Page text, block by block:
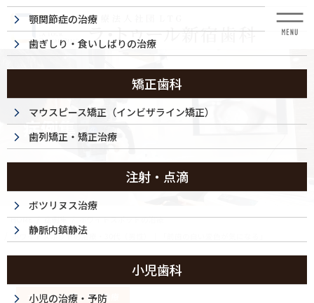
コ
テ
移
ナ
ゲ
ン
移
症例集
HOME 症例集
ホワイトスポットの治療
ホワイトスポットの治療・30代（男性）｜「前歯の白い変色が気になる」
ホワイトスポットの治療
顎関節症の治療
歯ぎしり・食いしばりの治療
矯正歯科
マウスピース矯正（インビザライン矯正）
歯列矯正・矯正治療
注射・点滴
ボツリヌス治療
静脈内鎮静法
小児歯科
小児の治療・予防